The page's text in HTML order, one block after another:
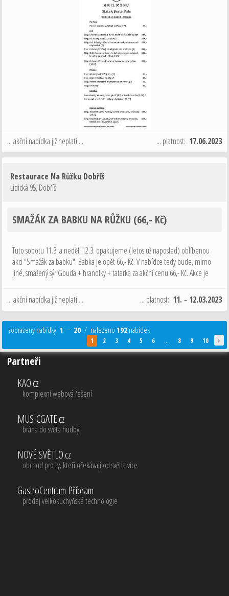
... akční nabídka již neplatí ... ... platnost: 17.06.2023
Restaurace Na Růžku Dobříš
Lidická 95,Dobříš
SMAŽÁK ZA BABKU NA RŮŽKU (66,- Kč)
Tuto sobotu 11.3. a neděli 12.3. opakujeme (letos už naposled) oblíbenou
akci "Smažák za babku". Babka je opět 66,- Kč. V nabídce tedy bude, mimo
jiné, smažený sýr Gouda + hranolky + tatarka za akční cenu 66,- Kč. Akce je
... akční nabídka již neplatí ...
... platnost: 11. - 12.03.2023
zobrazeny nabídky1 − 20 / nalezeno192 nabídek
1 2 3 4 5 6 ... 8 9 10 ›
Partneři
KAO.cz
komplexní webová řešení
MUSICGATE.cz
brána do světa hudby
NOVÉ SVĚTLO.cz
obchod pro ty, kteří očekávají od světla více
GastroCentrum Příbram
prodej velkokuchyňské technologie